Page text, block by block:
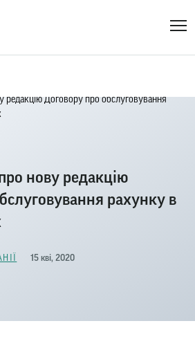
редакцію Договору про обслуговування
нову редакцію
рахунку в
15 кві, 2020